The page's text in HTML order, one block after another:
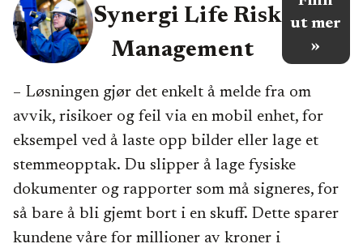
Synergi Life Risk
Management
ut mer
»
– Løsningen gjør det enkelt å melde fra om
avvik, risikoer og feil via en mobil enhet, for
eksempel ved å laste opp bilder eller lage et
stemmeopptak. Du slipper å lage fysiske
dokumenter og rapporter som må signeres, for
så bare å bli gjemt bort i en skuff. Dette sparer
kundene våre for millioner av kroner i